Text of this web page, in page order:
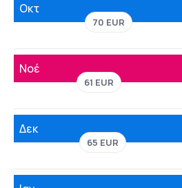
Οκτ
70 EUR
Νοέ
61 EUR
Δεκ
65 EUR